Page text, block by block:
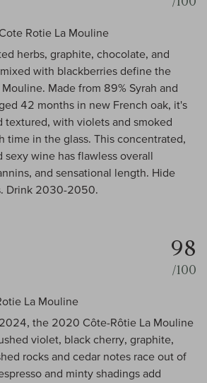
Cote Rotie La Mouline
herbs, graphite, chocolate, and
with blackberries define the
Made from 89% Syrah and
42 months in new French oak, it's
textured, with violets and smoked
time in the glass. This concentrated,
sexy wine has flawless overall
and sensational length. Hide
Drink 2030-2050.
98
/100
La Mouline
the 2020 Côte-Rôtie La Mouline
violet, black cherry, graphite,
rocks and cedar notes race out of
and minty shadings add